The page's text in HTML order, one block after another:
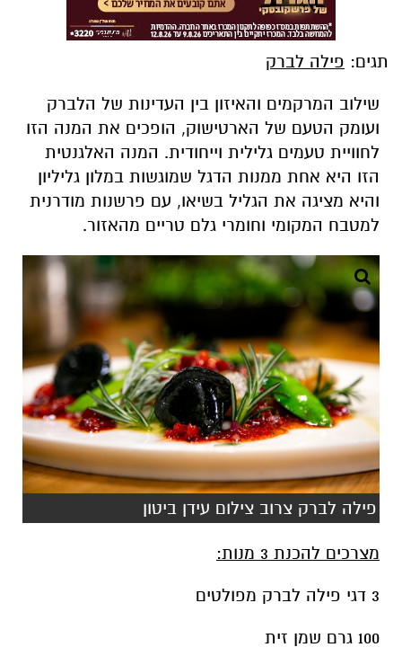
תגים: פילה לברק
שילוב המרקמים והאיזון בין העדינות של הלברק
ועומק הטעם של הארטישוק, הופכים את המנה הזו
לחוויית טעמים גלילית וייחודית. המנה האלגנטית
הזו היא אחת ממנות הדגל שמוגשות במלון גליליון
והיא מציגה את הגליל בשיאו, עם פרשנות מודרנית
למטבח המקומי וחומרי גלם טריים מהאזור.
פילה לברק צרוב צילום עידן ביטון
מצרכים להכנת 3 מנות:
3 דגי פילה לברק מפולטים
100 גרם שמן זית